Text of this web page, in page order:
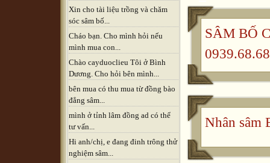
Xin cho tài liệu trồng và chăm
sóc sâm bố...
Cháo bạn. Cho mình hỏi nếu
mình mua con...
Chào cayduoclieu Tôi ở Bình
Dương. Cho hỏi bên mình...
bên mua có thu mua từ đồng bào
đẳng sâm...
mình ở tỉnh lâm đồng ad có thể
tư vấn...
Hi anh/chị, e đang đinh trông thử
nghiệm sâm...
SÂM BỐ
Nhân sâm